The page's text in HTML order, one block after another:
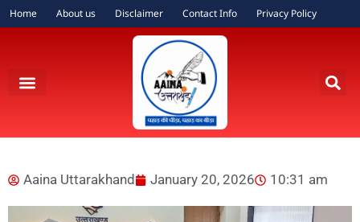
Home About us Disclaimer Contact Info Privacy Policy
Aaina Uttarakhand January 20, 2026 10:31 am